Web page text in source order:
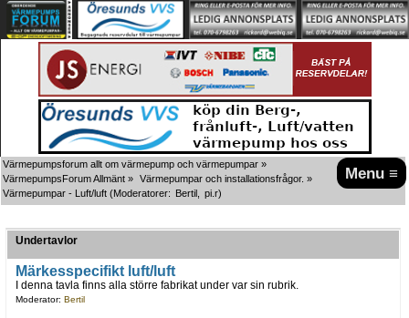
Menu ≡
Värmepumpsforum allt om värmepump och värmepumpar »
VärmepumpsForum Allmänt » Värmepumpar och installationsfrågor. »
Värmepumpar - Luft/luft (Moderatorer: Bertil pi.r)
Undertavlor
Märkesspecifikt luft/luft
I denna tavla finns alla större fabrikat under var sin rubrik.
Moderator: Bertil